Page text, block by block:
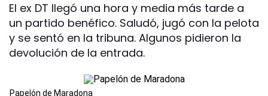
El ex DT llegó una hora y media más tarde a
un partido benéfico. Saludó, jugó con la pelota
y se sentó en la tribuna. Algunos pidieron la
devolución de la entrada.
Papelón de Maradona